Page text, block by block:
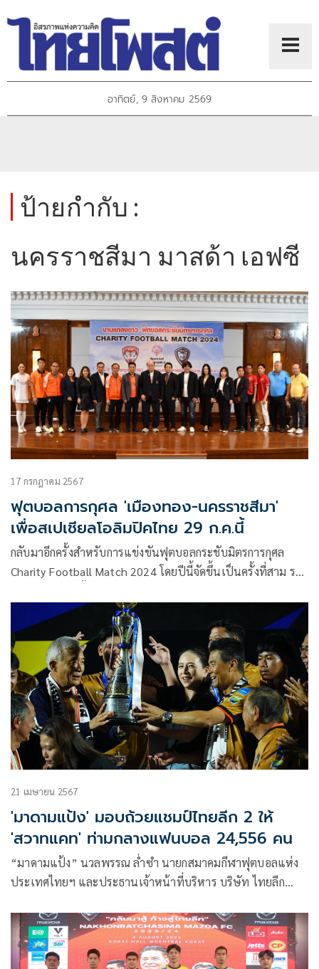
อาทิตย์, 9 สิงหาคม 2569
ป้ายกำกับ :
นครราชสีมา มาสด้า เอฟซี
17 กรกฎาคม 2567
ฟุตบอลการกุศล 'เมืองทอง-นครราชสีมา'
เพื่อสเปเชียลโอลิมปิคไทย 29 ก.ค.นี้
กลับมาอีกครั้งสำหรับการแข่งขันฟุตบอลกระชับมิตรการกุศล
Charity Football Match 2024 โดยปีนี้จัดขึ้นเป็นครั้งที่สาม ระ
มากมาย เมืองทอง ยูไนเต็ด พบ นครราชสีมา มาสด้า เอฟซี วัน
จันทร์ที่ 29 กรกฎาคม 2567 ธันเดอร์โดม สเตเดียม ซึ่งเงินรายได้
ทั้งหมดมอบให้ สมาคมกีฬาสเปเชียลโอลิมปิคแห่งประเทศไทย
เพื่อการแข่งขันกีฬาระดับโลก ของนักกีฬาผู้พิการทางสติปัญญา
ทีมชาติไทย
21 เมษายน 2567
'มาดามแป้ง' มอบถ้วยแชมป์ไทยลีก 2 ให้
'สวาทแคท' ท่ามกลางแฟนบอล 24,556 คน
“มาดามแป้ง” นวลพรรณ ล่ำซำ นายกสมาคมกีฬาฟุตบอลแห่ง
ประเทศไทยฯ และประธานเจ้าหน้าที่บริหาร บริษัท ไทยลีก
ลีก 2 ประจำฤดูกาล 2023/24 ให้แก่ สโมสรนครราชสีมา มาสด้า
เอฟซี ท่ามกลางแฟนบอล 24,556 คน พร้อมรับเงินรางวัล
5,000,000 บาท และ สิทธิ์เลื่อนชั้นสู่ศึกรีโว่ ไทยลีก ฤดูกาล